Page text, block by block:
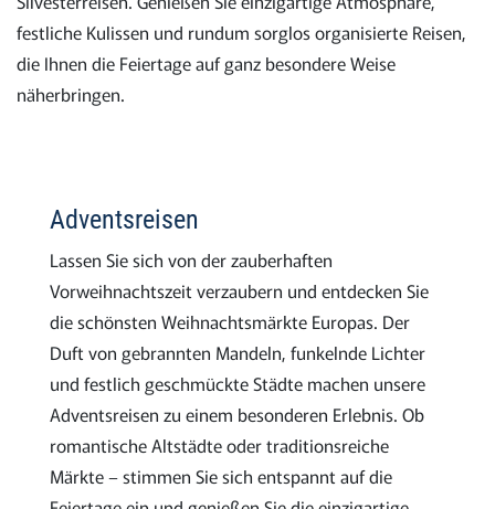
festliche Kulissen und rundum sorglos organisierte Reisen,
die Ihnen die Feiertage auf ganz besondere Weise
näherbringen.
Adventsreisen
Lassen Sie sich von der zauberhaften
Vorweihnachtszeit verzaubern und entdecken Sie
die schönsten Weihnachtsmärkte Europas. Der
Duft von gebrannten Mandeln, funkelnde Lichter
und festlich geschmückte Städte machen unsere
Adventsreisen zu einem besonderen Erlebnis. Ob
romantische Altstädte oder traditionsreiche
Märkte – stimmen Sie sich entspannt auf die